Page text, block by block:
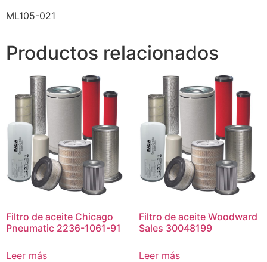
ML105-021
Productos relacionados
Filtro de aceite Chicago
Pneumatic 2236-1061-91
Leer más
Filtro de aceite Woodward
Sales 30048199
Leer más